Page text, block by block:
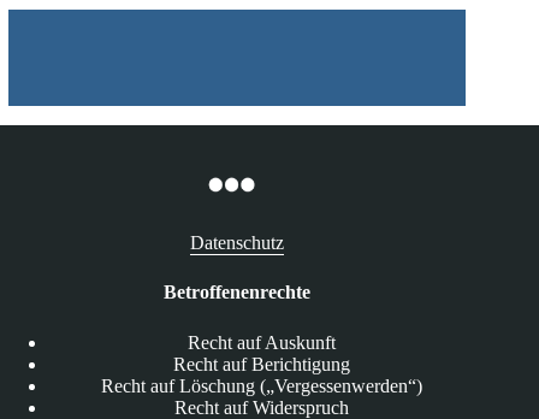
Datenschutz
Betroffenenrechte
Recht auf Auskunft
Recht auf Berichtigung
Recht auf Löschung („Vergessenwerden“)
Recht auf Widerspruch